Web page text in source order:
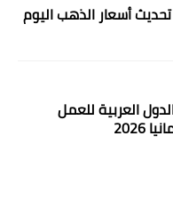
أسعار الذهب اليوم
العربية للعمل